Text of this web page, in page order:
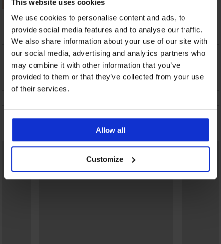
This website uses cookies
We use cookies to personalise content and ads, to
provide social media features and to analyse our traffic.
We also share information about your use of our site with
our social media, advertising and analytics partners who
may combine it with other information that you’ve
provided to them or that they’ve collected from your use
of their services.
Allow all
Customize
Bikini Tropic Glow
25,18 €
BESCHRIJVING
VERZENDING EN BETALING
RUILEN
Misschien vindt u dit ook leuk